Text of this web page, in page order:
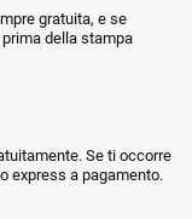
gratuita, e se
della stampa
Se ti occorre
express a pagamento.